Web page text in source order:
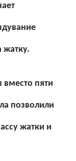
жатку.
пяти
позволили
жатки и